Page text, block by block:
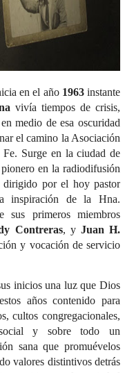
en el año 1963instante
vivía tiempos de crisis,
medio de esa oscuridad
el camino la Asociación
Surge en la ciudad de
en la radiodifusión
por el hoy pastor
inspiración de la Hna.
primeros miembros
Contreras, y Juan H.
y vocación de servicio
inicios una luz que Dios
años contenido para
cultos congregacionales,
social y sobre todo un
sana que promuévelos
valores distintivos detrás